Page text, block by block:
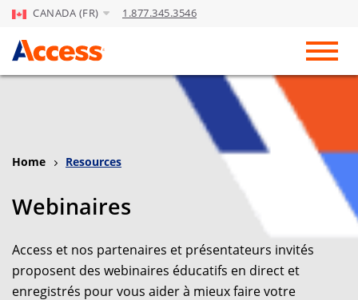
Skip to Main Content
CANADA (FR) 1.877.345.3546
Home Resources
Webinaires
Access et nos partenaires et présentateurs invités
proposent des webinaires éducatifs en direct et
enregistrés pour vous aider à mieux faire votre